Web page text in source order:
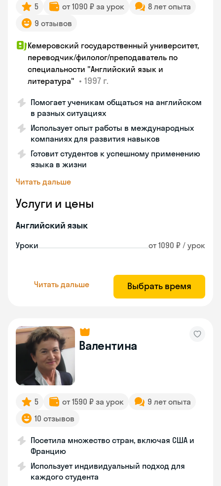
5 от 1090 ₽ за урок
8 лет опыта
9 отзывов
Кемеровский государственный университет,
переводчик/филолог/преподаватель по
специальности "Английский язык и
литература" • 1997 г.
Помогает ученикам общаться на английском
в разных ситуациях
Использует опыт работы в международных
компаниях для развития навыков
Готовит студентов к успешному применению
языка в жизни
Читать дальше
Услуги и цены
Английский язык
Уроки от 1090 ₽ / урок
Читать дальше Выбрать время
Валентина
5 от 1590 ₽ за урок
9 лет опыта
10 отзывов
Посетила множество стран, включая США и
Францию
Использует индивидуальный подход для
каждого студента